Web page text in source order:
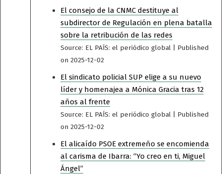
El consejo de la CNMC destituye al
subdirector de Regulación en plena batalla
sobre la retribución de las redes
Source: EL PAÍS: el periódico global
Published
on 2025-12-02
El sindicato policial SUP elige a su nuevo
líder y homenajea a Mónica Gracia tras 12
años al frente
Source: EL PAÍS: el periódico global
Published
on 2025-12-02
El alicaído PSOE extremeño se encomienda
al carisma de Ibarra: “Yo creo en ti, Miguel
Ángel”